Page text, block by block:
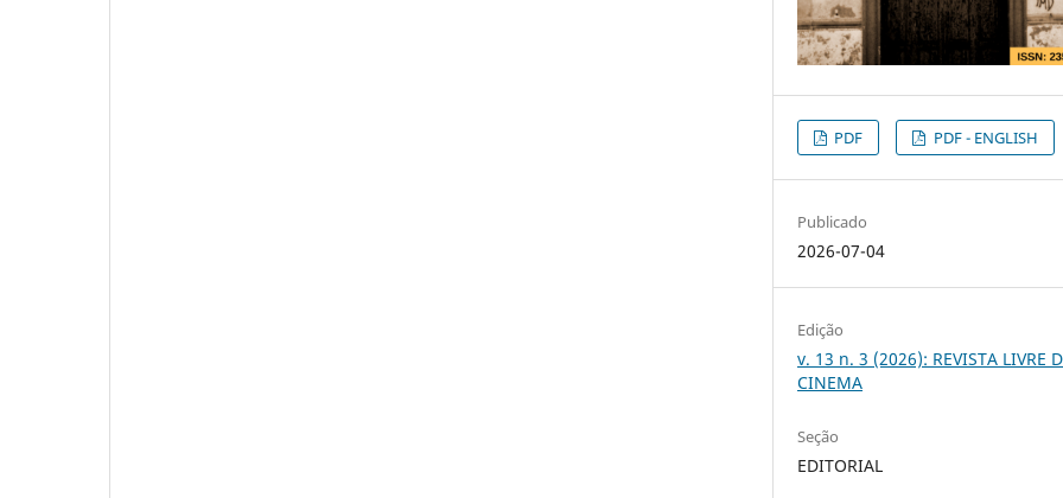
PDF PDF - ENGLISH
Publicado
2026-07-04
Edição
v. 13 n. 3 (2026): REVISTA LIVRE
CINEMA
Seção
EDITORIAL